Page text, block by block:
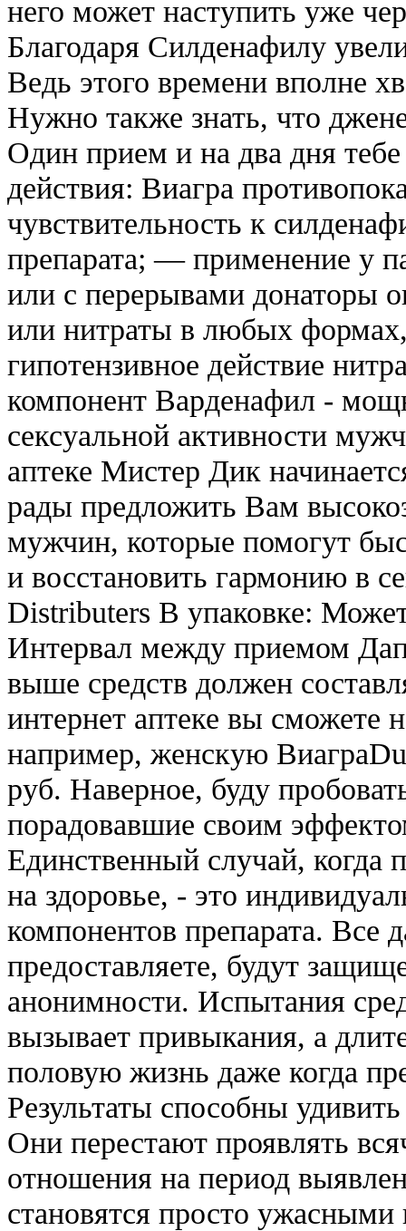
него может наступить уже
Благодаря Силденафилу
Ведь этого времени вполне
Нужно также знать, что
Один прием и на два дня
действия: Виагра
чувствительность к
препарата; — применение у
или с перерывами донаторы
или нитраты в любых
гипотензивное действие
компонент Варденафил -
сексуальной активности
аптеке Мистер Дик
рады предложить Вам
мужчин, которые помогут
и восстановить гармонию в
Distributers В упаковке:
Интервал между приемом
выше средств должен
интернет аптеке вы сможете
например, женскую
руб. Наверное, буду
порадовавшие своим
Единственный случай, когда
на здоровье, - это
компонентов препарата. Все
предоставляете, будут
анонимности. Испытания
вызывает привыкания, а
половую жизнь даже когда
Результаты способны
Они перестают проявлять
отношения на период
становятся просто ужасными